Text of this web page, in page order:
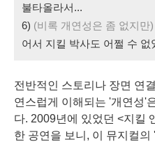
불타올라서...
6) (비록 개연성은 좀 없지만)
어서 지킬 박사도 어쩔 수 없
전반적인 스토리나 장면 연
연스럽게 이해되는 '개연성'
다. 2009년에 있었던 <지킬
한 공연을 보니, 이 뮤지컬의